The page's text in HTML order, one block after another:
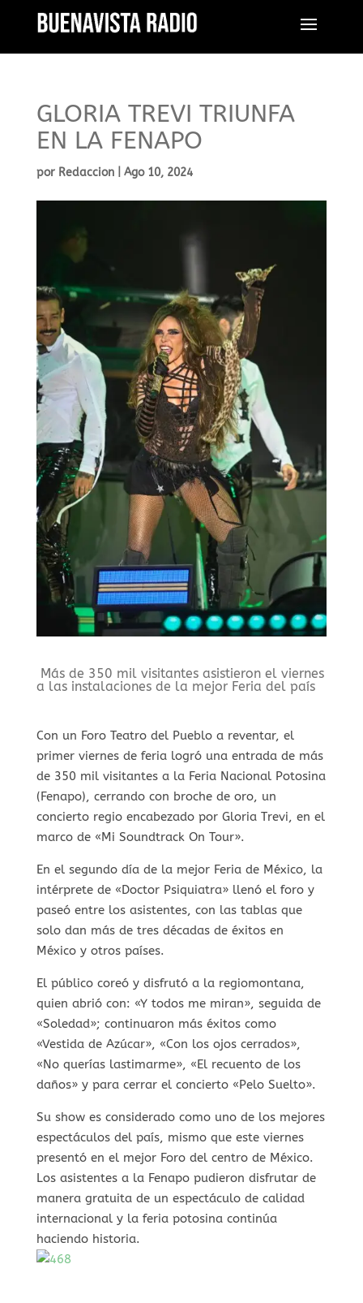
GLORIA TREVI TRIUNFA
EN LA FENAPO
por Redaccion| Ago 10, 2024
Más de 350 mil visitantes asistieron el viernes
a las instalaciones de la mejor Feria del país
Con un Foro Teatro del Pueblo a reventar, el
primer viernes de feria logró una entrada de más
de 350 mil visitantes a la Feria Nacional Potosina
(Fenapo), cerrando con broche de oro, un
concierto regio encabezado por Gloria Trevi, en el
marco de «Mi Soundtrack On Tour».
En el segundo día de la mejor Feria de México, la
intérprete de «Doctor Psiquiatra» llenó el foro y
paseó entre los asistentes, con las tablas que
solo dan más de tres décadas de éxitos en
México y otros países.
El público coreó y disfrutó a la regiomontana,
quien abrió con: «Y todos me miran», seguida de
«Soledad»; continuaron más éxitos como
«Vestida de Azúcar», «Con los ojos cerrados»,
«No querías lastimarme», «El recuento de los
daños» y para cerrar el concierto «Pelo Suelto».
Su show es considerado como uno de los mejores
espectáculos del país, mismo que este viernes
presentó en el mejor Foro del centro de México.
Los asistentes a la Fenapo pudieron disfrutar de
manera gratuita de un espectáculo de calidad
internacional y la feria potosina continúa
haciendo historia.